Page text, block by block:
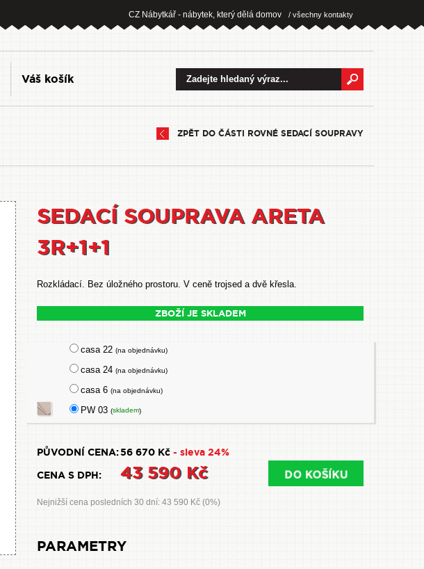
/ všechny kontakty
CZ Nábytkář - nábytek, který dělá domov
Váš košík
ZPĚT DO ČÁSTI ROVNÉ SEDACÍ SOUPRAVY
SEDACÍ SOUPRAVA ARETA
3R+1+1
Rozkládací. Bez úložného prostoru. V ceně trojsed a dvě křesla.
ZBOŽÍ JE SKLADEM
casa 22 (na objednávku)
casa 24 (na objednávku)
casa 6 (na objednávku)
PW 03 (skladem)
PŮVODNÍ CENA:56 670 Kč - sleva 24%
CENA S DPH:
43 590 Kč
Nejnižší cena posledních 30 dní: 43 590 Kč (0%)
PARAMETRY